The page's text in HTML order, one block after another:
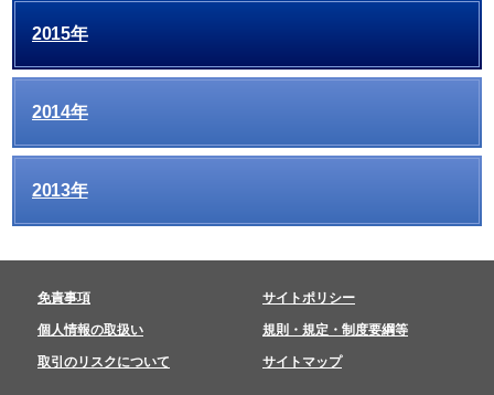
2015年
2014年
2013年
免責事項 サイトポリシー
個人情報の取扱い 規則・規定・制度要綱等
取引のリスクについて サイトマップ